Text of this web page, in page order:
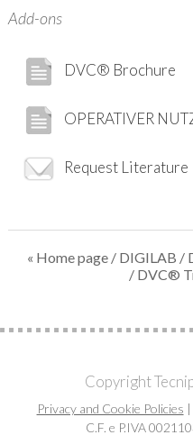
Add-ons
DVC® Brochure
OPERATIVER
Request Literature
« Home page/ DIGILAB /
/ DVC®
Copyright
Privacy and Cookie Policies |
C.F. e P.IVA